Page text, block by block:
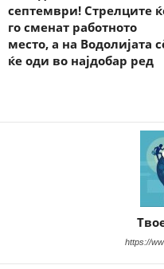
септември! Стрелците
го сменат работното
место, а на Водолијата
ќе оди во најдобар ред
https://